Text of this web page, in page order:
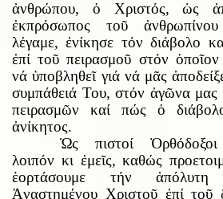
ἀνθρώπου, ὁ Χριστός, ὡς
ἐκπρόσωπος τοῦ
λέγαμε, ἐνίκησε τόν διάβολο
ἐπί τοῦ πειρασμοῦ στόν
νά ὑποβληθεῖ γιά νά μᾶς
συμπάθειά Του, στόν ἀγῶνα μας
πειρασμῶν καί πώς ὁ
ἀνίκητος.
Ὡς πιστοί Ὀρθόδοξοι
λοιπόν κι ἐμεῖς, καθώς
ἑορτάσουμε τήν
Ἀναστημένου Χριστοῦ ἐπί τοῦ